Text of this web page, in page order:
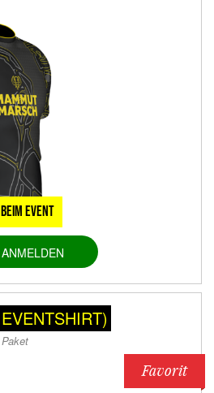
Event
ANMELDEN
Favorit